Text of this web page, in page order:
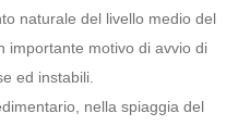
naturale del livello medio del
importante motivo di avvio di
ed instabili.
nella spiaggia del